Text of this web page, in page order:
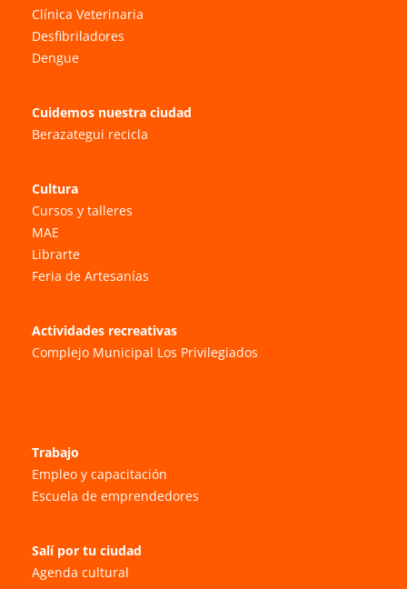
Clínica Veterinaria
Desfibriladores
Dengue
Cuidemos nuestra ciudad
Berazategui recicla
Cultura
Cursos y talleres
MAE
Librarte
Feria de Artesanías
Actividades recreativas
Complejo Municipal Los Privilegiados
Trabajo
Empleo y capacitación
Escuela de emprendedores
Salí por tu ciudad
Agenda cultural